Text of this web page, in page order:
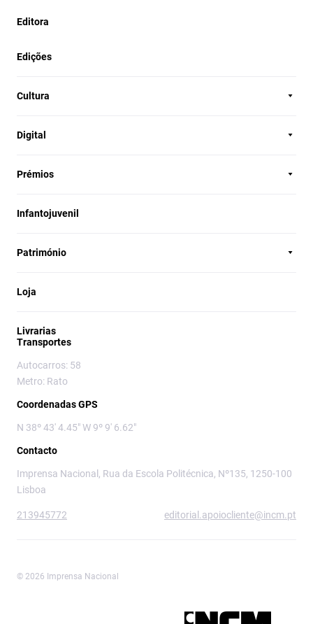
Editora
Edições
Cultura
Digital
Prémios
Infantojuvenil
Património
Loja
Livrarias
Transportes
Autocarros: 58
Metro: Rato
Coordenadas GPS
N 38º 43' 4.45" W 9º 9' 6.62"
Contacto
Imprensa Nacional, Rua da Escola Politécnica, Nº135, 1250-100
Lisboa
213945772 editorial.apoiocliente@incm.pt
© 2026 Imprensa Nacional